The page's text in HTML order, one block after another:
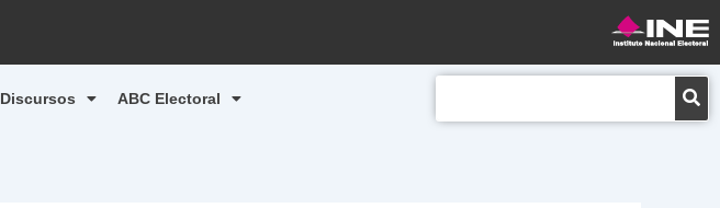
Discursos ABC Electoral